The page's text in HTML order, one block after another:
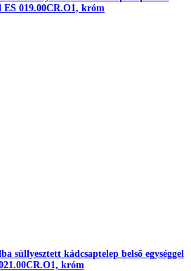
ES 019.00CR.O1, króm
süllyesztett kádcsaptelep belső egységgel
króm